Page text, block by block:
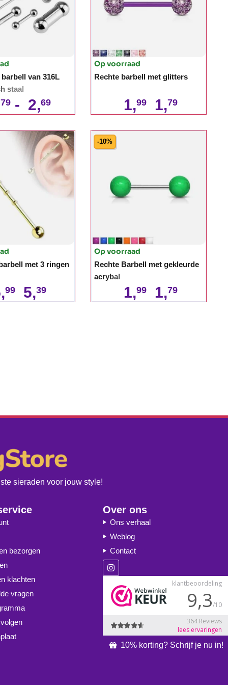
van 316L
staal
79 - 2,69
Op voorraad
Rechte barbell met glitters
1,99 1,79
met 3 ringen
99 5,39
-10%
Op voorraad
Rechte Barbell met gekleurde
acrybal
1,99 1,79
sieraden voor jouw style!
bezorgen
klachten
vragen
Over ons
Ons verhaal
Weblog
Contact
10% korting? Schrijf je nu in!